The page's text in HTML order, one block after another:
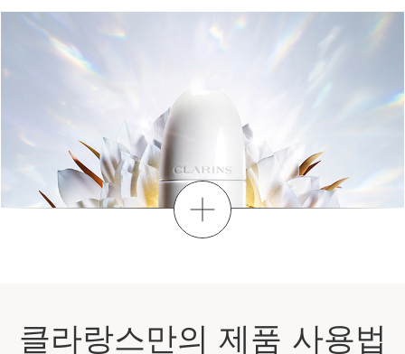
더보기
클라랑스만의 제품 사용법